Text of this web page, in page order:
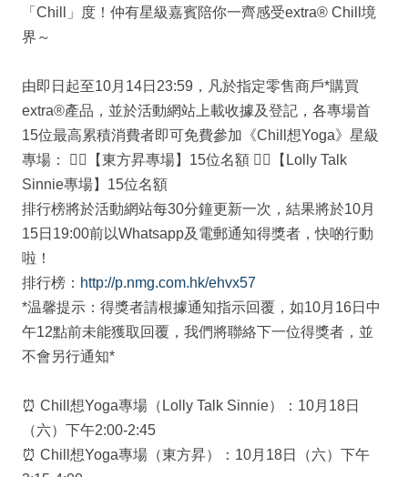
「Chill」度！仲有星級嘉賓陪你一齊感受extra® Chill境
界～
由即日起至10月14日23:59，凡於指定零售商戶*購買
extra®產品，並於活動網站上載收據及登記，各專場首
15位最高累積消費者即可免費參加《Chill想Yoga》星級
專場： 🧘‍♂【東方昇專場】15位名額 🧘‍♀【Lolly Talk
Sinnie專場】15位名額
排行榜將於活動網站每30分鐘更新一次，結果將於10月
15日19:00前以Whatsapp及電郵通知得獎者，快啲行動
啦！
排行榜： http://p.nmg.com.hk/ehvx57
*温馨提示：得獎者請根據通知指示回覆，如10月16日中
午12點前未能獲取回覆，我們將聯絡下一位得獎者，並
不會另行通知*
⏰ Chill想Yoga專場（Lolly Talk Sinnie）：10月18日
（六）下午2:00-2:45
⏰ Chill想Yoga專場（東方昇）：10月18日（六）下午